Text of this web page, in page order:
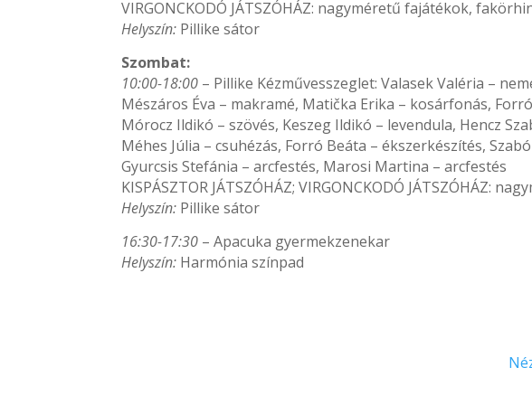
VIRGONCKODÓ JÁTSZÓHÁZ: nagyméretű fajátékok,
Helyszín: Pillike sátor
Szombat:
10:00-18:00 – Pillike Kézművesszeglet: Valasek Valéria –
Mészáros Éva – makramé, Matička Erika – kosárfonás,
Mórocz Ildikó – szövés, Keszeg Ildikó – levendula, Hencz
Méhes Júlia – csuhézás, Forró Beáta – ékszerkészítés,
Gyurcsis Stefánia – arcfestés, Marosi Martina – arcfestés
KISPÁSZTOR JÁTSZÓHÁZ; VIRGONCKODÓ JÁTSZÓHÁZ:
Helyszín: Pillike sátor
16:30-17:30 – Apacuka gyermekzenekar
Helyszín: Harmónia színpad